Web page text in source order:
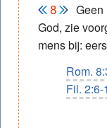
Geen
God, zie
mens bij:
Rom.
Fil. 2:6-